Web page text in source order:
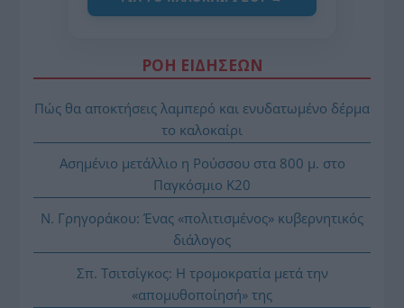
ΡΟΗ ΕΙΔΗΣΕΩΝ
Πώς θα αποκτήσεις λαμπερό και ενυδατωμένο δέρμα
το καλοκαίρι
Ασημένιο μετάλλιο η Ρούσσου στα 800 μ. στο
Παγκόσμιο Κ20
Ν. Γρηγοράκου: Ένας «πολιτισμένος» κυβερνητικός
διάλογος
Σπ. Τσιτσίγκος: Η τρομοκρατία μετά την
«απομυθοποίησή» της